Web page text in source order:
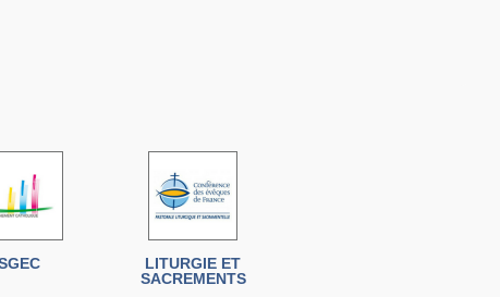
LITURGIE ET
SACREMENTS